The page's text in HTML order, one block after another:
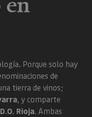
Porque solo hay
de
tierra de vinos;
, y comparte
D.O. Rioja. Ambas